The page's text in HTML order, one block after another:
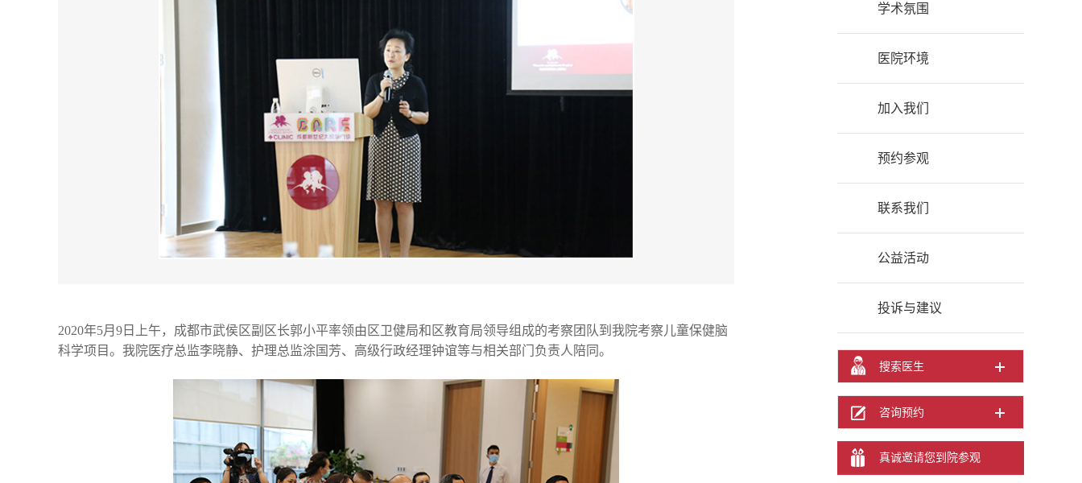
2020年5月9日上午，成都市武侯区副区长郭小平率领由区卫健局和区教育局领导组成的考察团队到我院考察儿童保健脑
科学项目。我院医疗总监李晓静、护理总监涂国芳、高级行政经理钟谊等与相关部门负责人陪同。
学术氛围
医院环境
加入我们
预约参观
联系我们
公益活动
投诉与建议
搜索医生
咨询预约
真诚邀请您到院参观